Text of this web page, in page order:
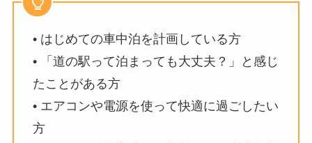
• はじめての車中泊を計画している方
• 「道の駅って泊まっても大丈夫？」と感じ
たことがある方
• エアコンや電源を使って快適に過ごしたい
方